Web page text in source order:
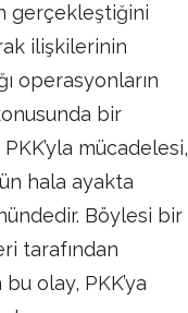
gerçekleştiğini
ilişkilerinin
operasyonların
bir
mücadelesi,
hala ayakta
Böylesi bir
tarafından
olay, PKK’ya